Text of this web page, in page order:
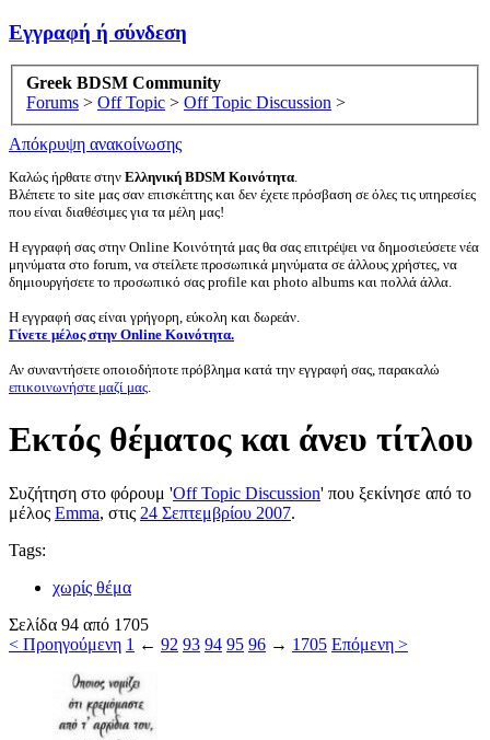
Εγγραφή ή σύνδεση
Greek BDSM Community
Forums > Off Topic > Off Topic Discussion >
Απόκρυψη ανακοίνωσης
Καλώς ήρθατε στην Ελληνική BDSM Κοινότητα.
Βλέπετε το site μας σαν επισκέπτης και δεν έχετε πρόσβαση σε όλες τις υπηρεσίες
που είναι διαθέσιμες για τα μέλη μας!
Η εγγραφή σας στην Online Κοινότητά μας θα σας επιτρέψει να δημοσιεύσετε νέα
μηνύματα στο forum, να στείλετε προσωπικά μηνύματα σε άλλους χρήστες, να
δημιουργήσετε το προσωπικό σας profile και photo albums και πολλά άλλα.
Η εγγραφή σας είναι γρήγορη, εύκολη και δωρεάν.
Γίνετε μέλος στην Online Κοινότητα.
Αν συναντήσετε οποιοδήποτε πρόβλημα κατά την εγγραφή σας, παρακαλώ
επικοινωνήστε μαζί μας.
Eκτός θέματος και άνευ τίτλου
Συζήτηση στο φόρουμ 'Off Topic Discussion' που ξεκίνησε από το
μέλος Emma, στις 24 Σεπτεμβρίου 2007.
Tags:
χωρίς θέμα
Σελίδα 94 από 1705
< Προηγούμενη 1 ← 92 93 94 95 96 → 1705 Επόμενη >